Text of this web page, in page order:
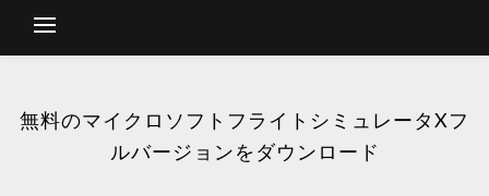
無料のマイクロソフトフライトシミュレータXフ
ルバージョンをダウンロード